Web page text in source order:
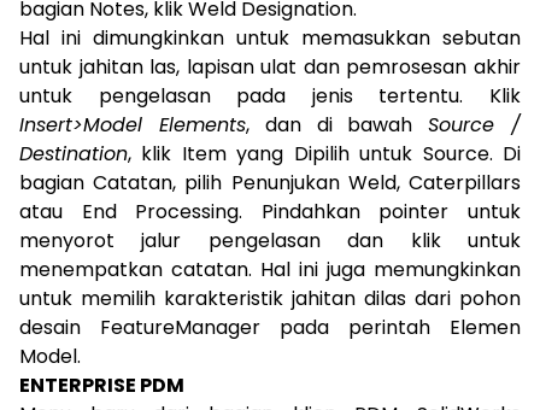
bagian Notes, klik Weld Designation.
Hal ini dimungkinkan untuk memasukkan sebutan
untuk jahitan las, lapisan ulat dan pemrosesan akhir
untuk pengelasan pada jenis tertentu. Klik
Insert>Model Elements, dan di bawahSource /
Destination, klik Item yang Dipilih untuk Source. Di
bagian Catatan, pilih Penunjukan Weld, Caterpillars
atau End Processing. Pindahkan pointer untuk
menyorot jalur pengelasan dan klik untuk
menempatkan catatan. Hal ini juga memungkinkan
untuk memilih karakteristik jahitan dilas dari pohon
desain FeatureManager pada perintah Elemen
Model.
ENTERPRISE PDM